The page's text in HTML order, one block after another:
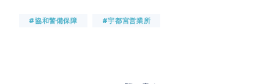
#協和警備保障 #宇都宮営業所